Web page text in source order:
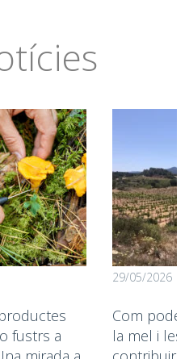
fustrs a
29/05/2026
Com
la mel i les